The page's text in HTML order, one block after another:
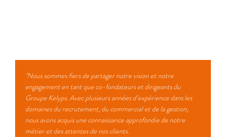
"Nous sommes fiers de partager notre vision et notre
engagement en tant que co-fondateurs et dirigeants du
Groupe Kelyps. Avec plusieurs années d’expérience dans les
domaines du recrutement, du commercial et de la gestion,
nous avons acquis une connaissance approfondie de notre
métier et des attentes de nos clients.